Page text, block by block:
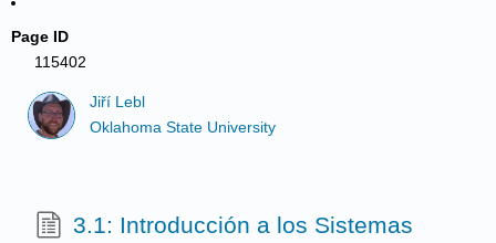
Page ID
115402
Jiří Lebl
Oklahoma State University
3.1: Introducción a los Sistemas